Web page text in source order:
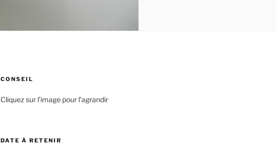
CONSEIL
Cliquez sur l’image pour l’agrandir
DATE À RETENIR